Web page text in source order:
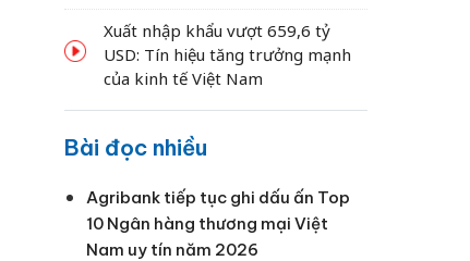
Xuất nhập khẩu vượt 659,6 tỷ
USD: Tín hiệu tăng trưởng mạnh
của kinh tế Việt Nam
Bài đọc nhiều
Agribank tiếp tục ghi dấu ấn Top
10 Ngân hàng thương mại Việt
Nam uy tín năm 2026